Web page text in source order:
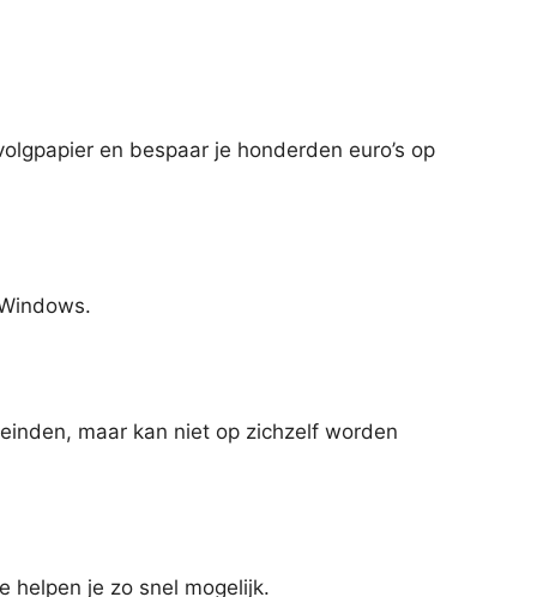
en bespaar je honderden euro’s op
maar kan niet op zichzelf worden
helpen je zo snel mogelijk.